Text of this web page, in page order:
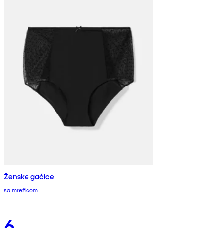
Ženske gaćice
sa mrežicom